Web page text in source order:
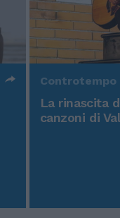
Controtempo
La rinascita
canzoni di